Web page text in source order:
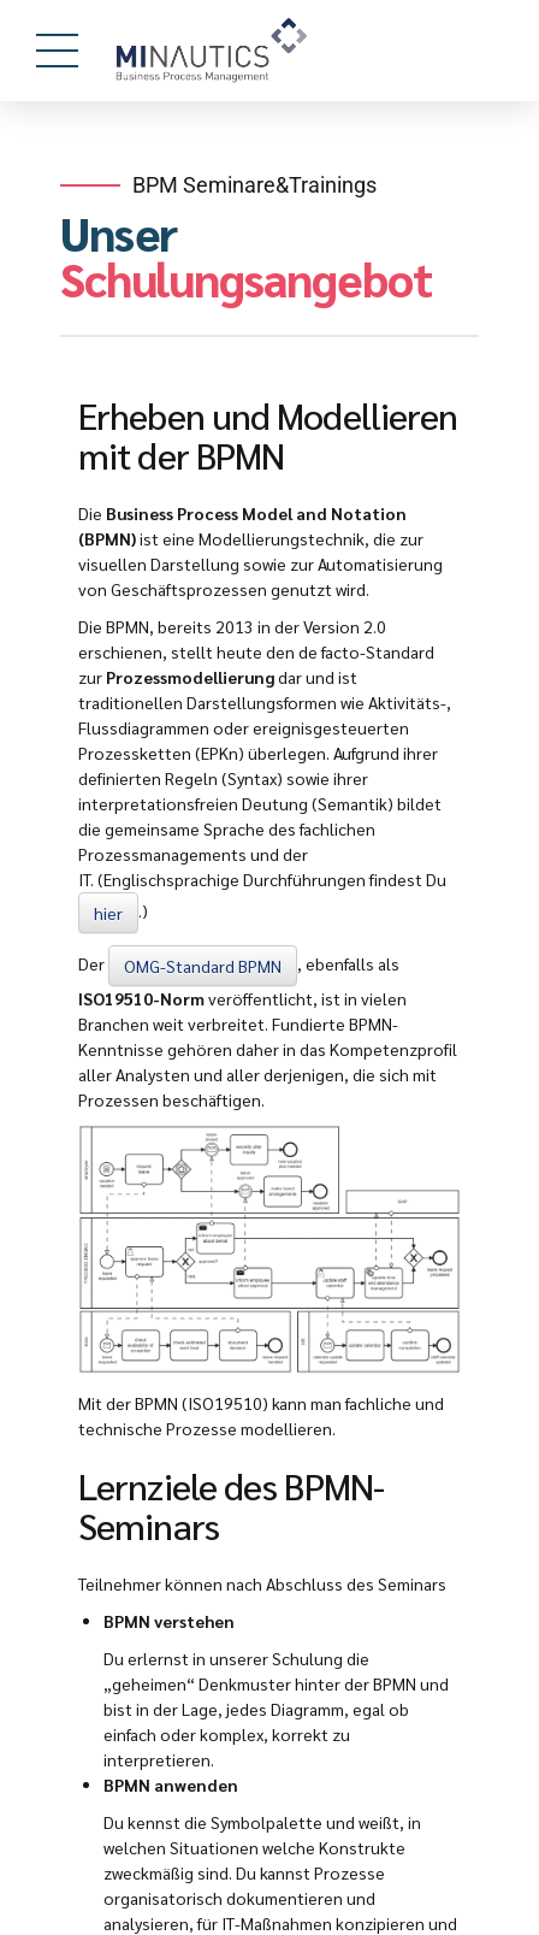
BPM Seminare&Trainings
Unser
Schulungsangebot
Erheben und Modellieren
mit der BPMN
Die Business Process Model and Notation
(BPMN)ist eine Modellierungstechnik, die zur
visuellen Darstellung sowie zur Automatisierung
von Geschäftsprozessen genutzt wird.
Die BPMN, bereits 2013 in der Version 2.0
erschienen, stellt heute den de facto-Standard
zur Prozessmodellierungdar und ist
traditionellen Darstellungsformen wie Aktivitäts-,
Flussdiagrammen oder ereignisgesteuerten
Prozessketten (EPKn) überlegen. Aufgrund ihrer
definierten Regeln (Syntax) sowie ihrer
interpretationsfreien Deutung (Semantik) bildet
die gemeinsame Sprache des fachlichen
Prozessmanagements und der
IT. (Englischsprachige Durchführungen findest Du
hier
.)
Der OMG-Standard BPMN
, ebenfalls als
ISO19510-Normveröffentlicht, ist in vielen
Branchen weit verbreitet. Fundierte BPMN-
Kenntnisse gehören daher in das Kompetenzprofil
aller Analysten und aller derjenigen, die sich mit
Prozessen beschäftigen.
Mit der BPMN (ISO19510) kann man fachliche und
technische Prozesse modellieren.
Lernziele des BPMN-
Seminars
Teilnehmer können nach Abschluss des Seminars
BPMN verstehen
Du erlernst in unserer Schulung die
„geheimen“ Denkmuster hinter der BPMN und
bist in der Lage, jedes Diagramm, egal ob
einfach oder komplex, korrekt zu
interpretieren.
BPMN anwenden
Du kennst die Symbolpalette und weißt, in
welchen Situationen welche Konstrukte
zweckmäßig sind. Du kannst Prozesse
organisatorisch dokumentieren und
analysieren, für IT-Maßnahmen konzipieren und